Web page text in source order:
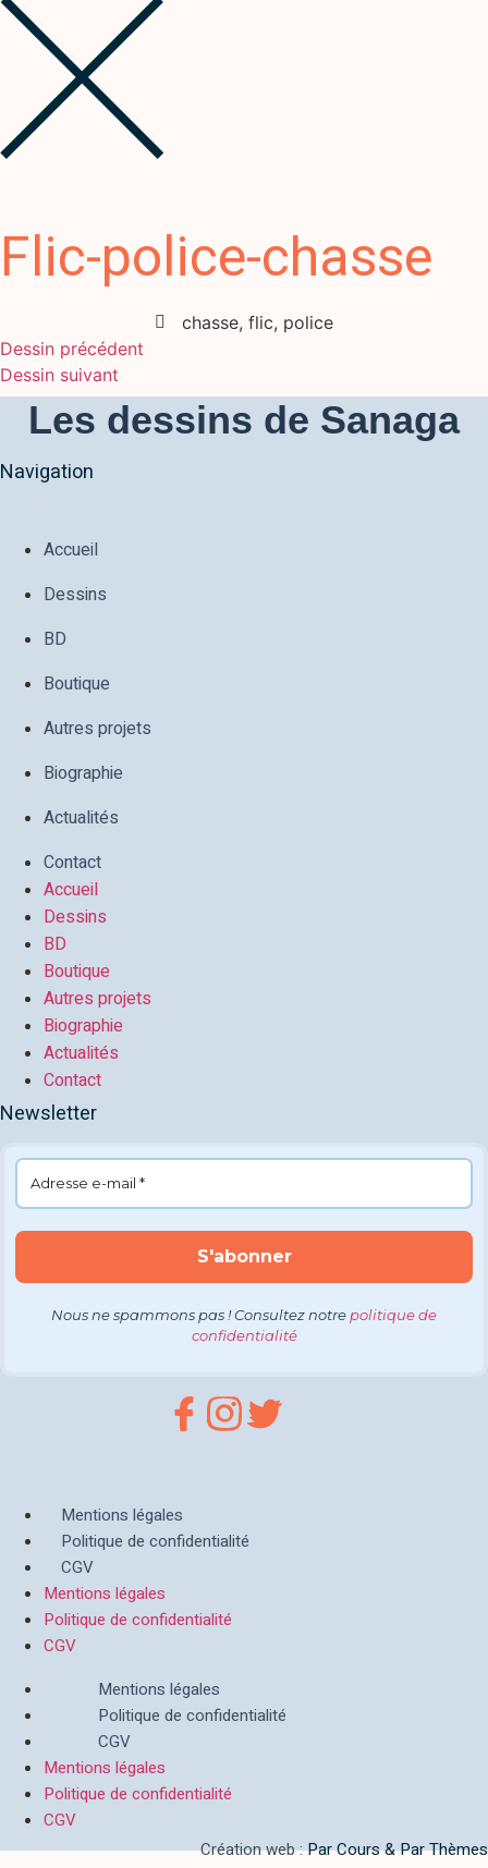
Flic-police-chasse
chasse, flic, police
Dessin précédent
Dessin suivant
Les dessins de Sanaga
Navigation
Accueil
Dessins
BD
Boutique
Autres projets
Biographie
Actualités
Contact
Accueil
Dessins
BD
Boutique
Autres projets
Biographie
Actualités
Contact
Newsletter
Nous ne spammons pas ! Consultez notre politique de
confidentialité
Mentions légales
Politique de confidentialité
CGV
Mentions légales
Politique de confidentialité
CGV
Mentions légales
Politique de confidentialité
CGV
Mentions légales
Politique de confidentialité
CGV
Création web :Par Cours & Par Thèmes